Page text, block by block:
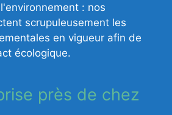
: nos
scrupuleusement les
en vigueur afin de
écologique.
près de chez